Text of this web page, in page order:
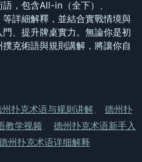
，包含All-in（全下）、
等詳細解釋，並結合實戰情境與
、提升牌桌實力。無論你是初
克術語與規則講解，將讓你自
扑克术语与规则讲解
德州扑
教学视频
德州扑克术语新手入
州扑克术语详细解释